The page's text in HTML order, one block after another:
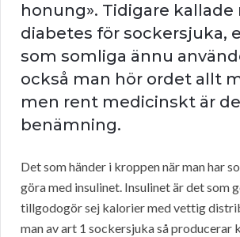
honung». Tidigare kallade
diabetes för sockersjuka,
som somliga ännu
också man hör ordet allt
men rent medicinskt är
benämning.
Det som händer i kroppen när man har
göra med insulinet. Insulinet är det som
tillgodogör sej kalorier med vettig
man av art 1 sockersjuka så producerar